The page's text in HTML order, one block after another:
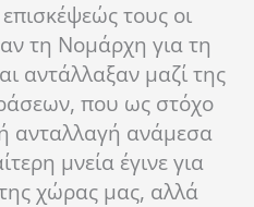
τους οι
τη Νομάρχη για τη
αντάλλαξαν μαζί της
που ως στόχο
ανταλλαγή ανάμεσα
μνεία έγινε για
χώρας μας, αλλά